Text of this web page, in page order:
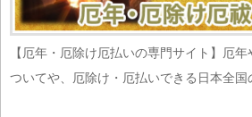
【厄年・厄除け厄払いの専門サイト】厄
ついてや、厄除け・厄払いできる日本全